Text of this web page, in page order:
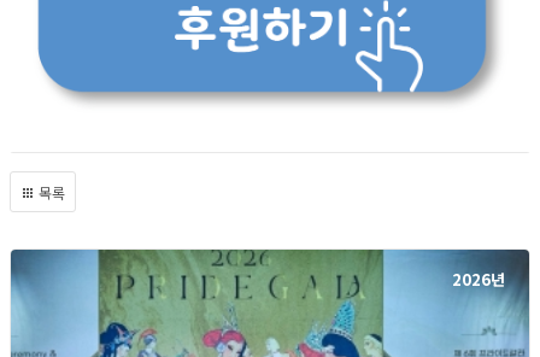
목록
2026년